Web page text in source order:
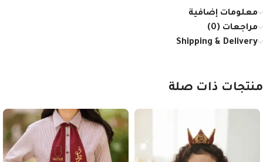
معلومات إضافية
مراجعات (0)
Shipping & Delivery
منتجات ذات صلة